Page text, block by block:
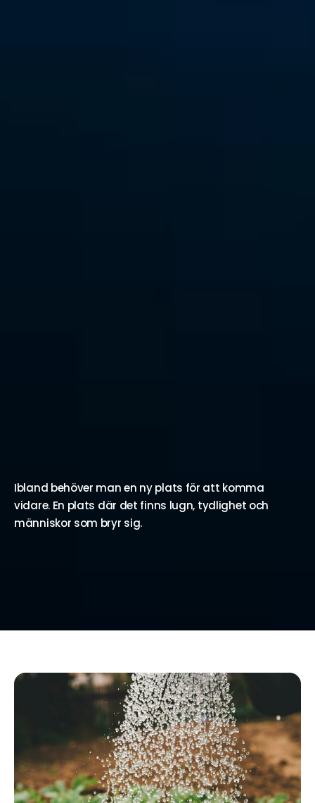
Ibland behöver man en ny plats för att komma
vidare. En plats där det finns lugn, tydlighet och
människor som bryr sig.